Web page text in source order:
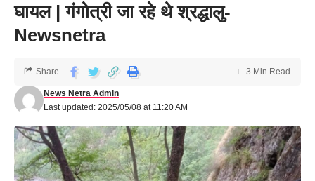
घायल | गंगोत्री जा रहे थे श्रद्धालु-
Newsnetra
Last updated: 2025/05/08 at 11:20 AM
News Netra Admin
Share 3 Min Read